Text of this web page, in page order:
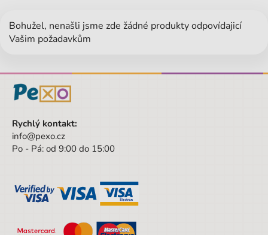
Bohužel, nenašli jsme zde žádné produkty odpovídajicí
Vašim požadavkům
Rychlý kontakt:
info@pexo.cz
Po - Pá: od 9:00 do 15:00